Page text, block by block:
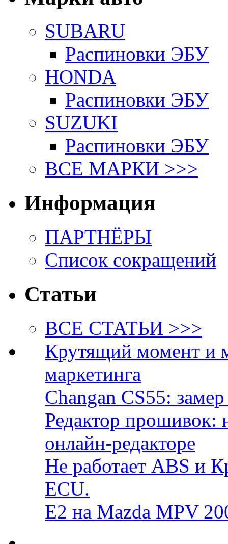
SUBARU
Распиновки ЭБУ
HONDA
Распиновки ЭБУ
SUZUKI
Распиновки ЭБУ
ВСЕ МАРКИ >>>
Информация
ПАРТНЁРЫ
Список сокращений
Статьи
ВСЕ СТАТЬИ >>>
Крутящий момент и
маркетинга
Changan CS55:
Редактор прошивок:
онлайн-редакторе
Не работает ABS и
ECU.
E2 на Mazda MPV